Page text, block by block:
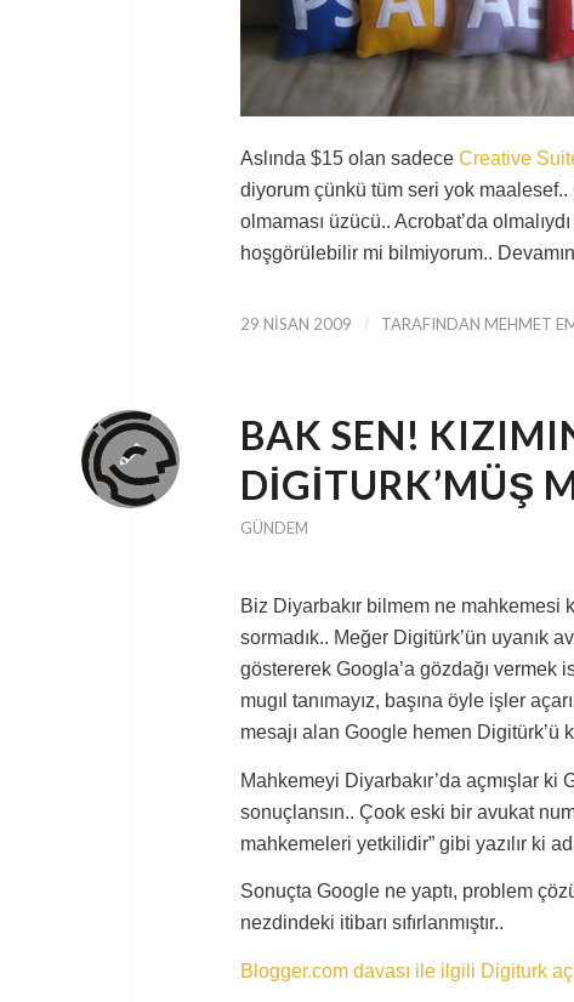
Aslında $15 olan sadece Creative
diyorum çünkü tüm seri yok
olmaması üzücü.. Acrobat’da
hoşgörülebilir mi bilmiyorum..
29 NISAN 2009 / TARAFINDAN MEHMET
BAK SEN!
DIGITURK’MÜŞ
GÜNDEM
Biz Diyarbakır bilmem ne mahkemesi
sormadık.. Meğer Digitürk’ün uyanık
göstererek Googla’a gözdağı vermek
mugıl tanımayız, başına öyle işler
mesajı alan Google hemen Digitürk’ü
Mahkemeyi Diyarbakır’da açmışlar
sonuçlansın.. Çook eski bir avukat
mahkemeleri yetkilidir” gibi yazılır ki
Sonuçta Google ne yaptı, problem
nezdindeki itibarı sıfırlanmıştır..
Blogger.com davası ile ilgili Digiturk